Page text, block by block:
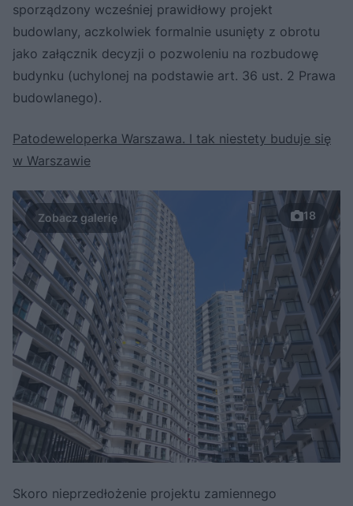
sporządzony wcześniej prawidłowy projekt
budowlany, aczkolwiek formalnie usunięty z obrotu
jako załącznik decyzji o pozwoleniu na rozbudowę
budynku (uchylonej na podstawie art. 36 ust. 2 Prawa
budowlanego).
Patodeweloperka Warszawa. I tak niestety buduje się
w Warszawie
18
Skoro nieprzedłożenie projektu zamiennego